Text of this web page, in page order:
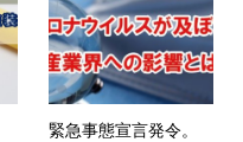
緊急事態宣言発令。